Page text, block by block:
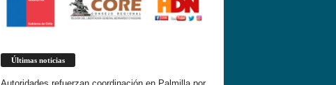
Últimas noticias